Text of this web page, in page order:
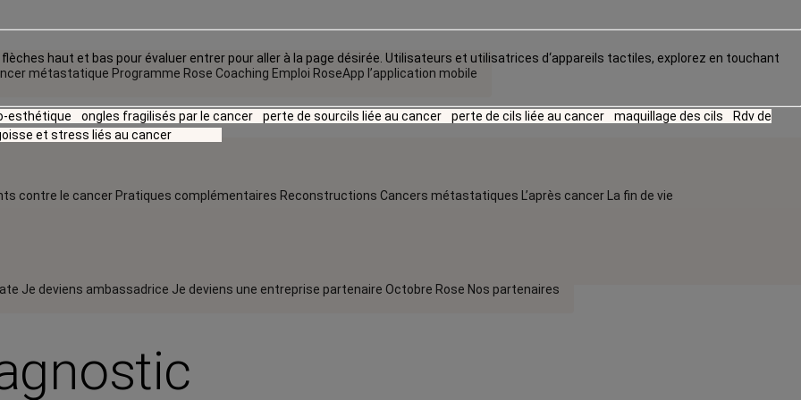
métastatique Programme Rose Coaching Emploi RoseApp l’application mobile
contre le cancer Pratiques complémentaires Reconstructions Cancers métastatiques L’après cancer La fin de vie
Je deviens ambassadrice Je deviens une entreprise partenaire Octobre Rose Nos partenaires
haut et bas pour évaluer entrer pour aller à la page désirée. Utilisateurs et utilisatrices d‘appareils tactiles, explorez en touchant
esthétique ongles fragilisés par le cancer perte de sourcils liée au cancer perte de cils liée au cancer maquillage des cils
Rdv de
et stress liés au cancer